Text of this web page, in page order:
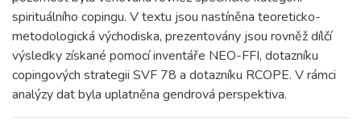
spirituálního copingu. V textu jsou nastíněna teoreticko-
metodologická východiska, prezentovány jsou rovněž dílčí
výsledky získané pomocí inventáře NEO-FFI, dotazníku
copingových strategii SVF 78 a dotazníku RCOPE. V rámci
analýzy dat byla uplatněna gendrová perspektiva.